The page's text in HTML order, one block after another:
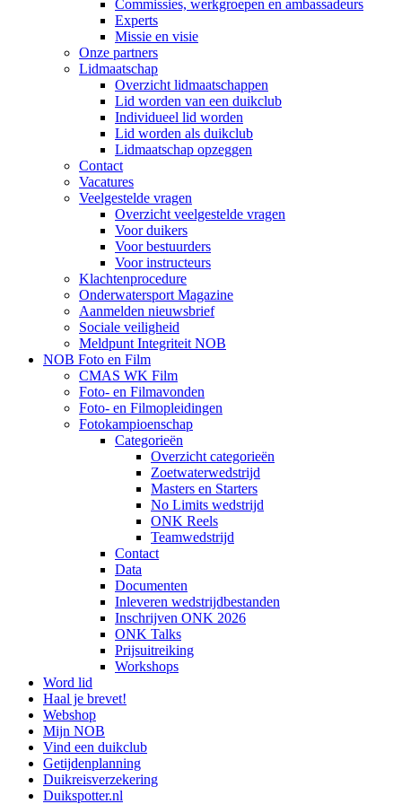
Commissies, werkgroepen en ambassadeurs
Experts
Missie en visie
Onze partners
Lidmaatschap
Overzicht lidmaatschappen
Lid worden van een duikclub
Individueel lid worden
Lid worden als duikclub
Lidmaatschap opzeggen
Contact
Vacatures
Veelgestelde vragen
Overzicht veelgestelde vragen
Voor duikers
Voor bestuurders
Voor instructeurs
Klachtenprocedure
Onderwatersport Magazine
Aanmelden nieuwsbrief
Sociale veiligheid
Meldpunt Integriteit NOB
NOB Foto en Film
CMAS WK Film
Foto- en Filmavonden
Foto- en Filmopleidingen
Fotokampioenschap
Categorieën
Overzicht categorieën
Zoetwaterwedstrijd
Masters en Starters
No Limits wedstrijd
ONK Reels
Teamwedstrijd
Contact
Data
Documenten
Inleveren wedstrijdbestanden
Inschrijven ONK 2026
ONK Talks
Prijsuitreiking
Workshops
Word lid
Haal je brevet!
Webshop
Mijn NOB
Vind een duikclub
Getijdenplanning
Duikreisverzekering
Duikspotter.nl